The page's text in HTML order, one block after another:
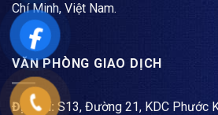
Chí Minh, Việt Nam.
VĂN PHÒNG GIAO DỊCH
Địa chỉ: S13, Đường 21, KDC Phước